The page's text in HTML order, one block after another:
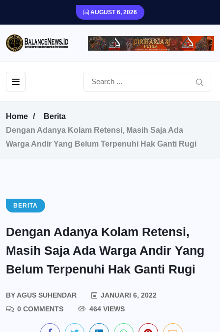
AUGUST 6, 2026
Home
Berita
Dengan Adanya Kolam Retensi, Masih Saja Ada
Warga Andir Yang Belum Terpenuhi Hak Ganti Rugi
BERITA
Dengan Adanya Kolam Retensi,
Masih Saja Ada Warga Andir Yang
Belum Terpenuhi Hak Ganti Rugi
BYAGUS SUHENDAR
JANUARI 6, 2022
0 COMMENTS
464 VIEWS